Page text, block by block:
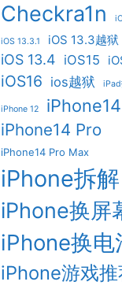
Checkra1n
iOS 13.3.1 iOS 13.3越狱
iOS 13.4 iOS15
iOS16 ios越狱
iPhone 12 iPhone14
iPhone14 Pro
iPhone14 Pro Max
iPhone拆解
iPhone换屏
iPhone换电
iPhone游戏推